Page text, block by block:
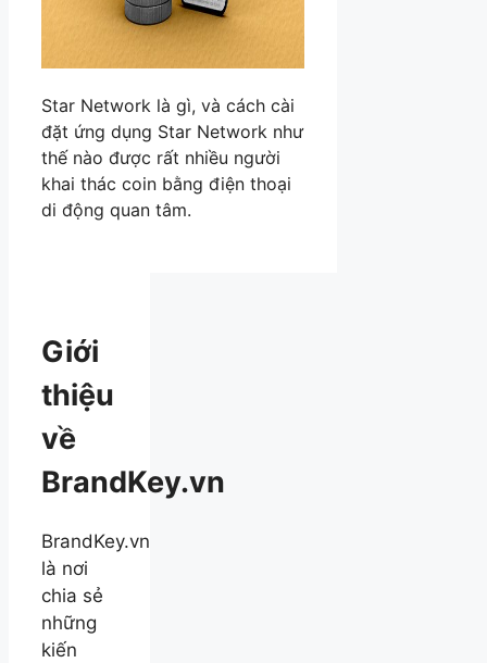
Star Network là gì, và cách cài
đặt ứng dụng Star Network như
thế nào được rất nhiều người
khai thác coin bằng điện thoại
di động quan tâm.
Giới
thiệu
về
BrandKey.vn
BrandKey.vn
là nơi
chia sẻ
những
kiến